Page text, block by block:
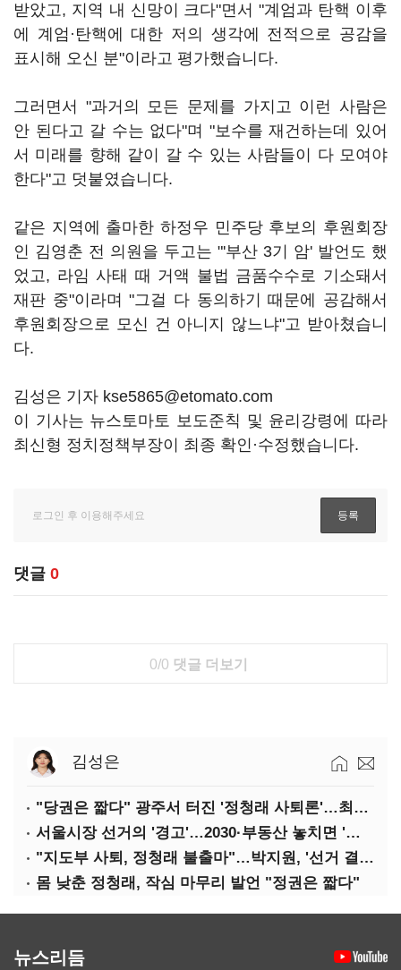
받았고, 지역 내 신망이 크다"면서 "계엄과 탄핵 이후
에 계엄·탄핵에 대한 저의 생각에 전적으로 공감을
표시해 오신 분"이라고 평가했습니다.
그러면서 "과거의 모든 문제를 가지고 이런 사람은
안 된다고 갈 수는 없다"며 "보수를 재건하는데 있어
서 미래를 향해 같이 갈 수 있는 사람들이 다 모여야
한다"고 덧붙였습니다.
같은 지역에 출마한 하정우 민주당 후보의 후원회장
인 김영춘 전 의원을 두고는 "'부산 3기 암' 발언도 했
었고, 라임 사태 때 거액 불법 금품수수로 기소돼서
재판 중"이라며 "그걸 다 동의하기 때문에 공감해서
후원회장으로 모신 건 아니지 않느냐"고 받아쳤습니
다.
김성은 기자 kse5865@etomato.com
이 기사는 뉴스토마토 보도준칙 및 윤리강령에 따라
최신형 정치정책부장이 최종 확인·수정했습니다.
댓글 0
0/0 댓글 더보기
김성은
"당권은 짧다" 광주서 터진 '정청래 사퇴론'…최고위 '아수라장'
서울시장 선거의 '경고'…2030·부동산 놓치면 '총선도 대선도' 패배
"지도부 사퇴, 정청래 불출마"…박지원, '선거 결과 책임' 강조
몸 낮춘 정청래, 작심 마무리 발언 "정권은 짧다"
뉴스리듬